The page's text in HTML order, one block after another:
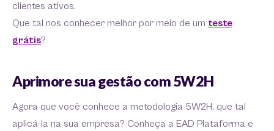
clientes ativos.
Que tal nos conhecer melhor por meio de um teste
grátis?
Aprimore sua gestão com 5W2H
Agora que você conhece a metodologia 5W2H, que tal
aplicá-la na sua empresa? Conheça a EAD Plataforma e